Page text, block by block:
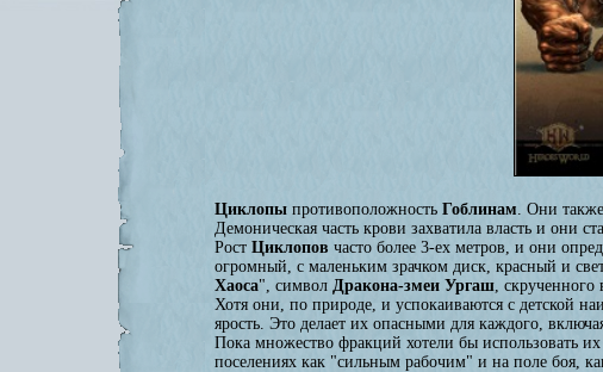
Циклопы противоположность Гоблинам . Они
Демоническая часть крови захватила власть и они
Рост Циклопов часто более 3-ех метров, и они
огромный, с маленьким зрачком диск, красный и
Хаоса", символ Дракона-змеи Ургаш ,
Хотя они, по природе, и успокаиваются с детской
ярость. Это делает их опасными для каждого,
Пока множество фракций хотели бы использовать их
поселениях как "сильным рабочим" и на поле боя,